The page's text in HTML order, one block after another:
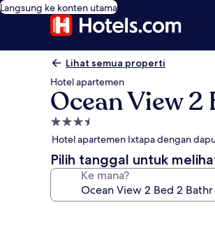
Langsung ke konten utama
Lihat semua properti
Hotel apartemen
Ocean View 2
Properti
bintang
3.5
Hotel apartemen Ixtapa dengan
Pilih tanggal untuk
Ke mana?